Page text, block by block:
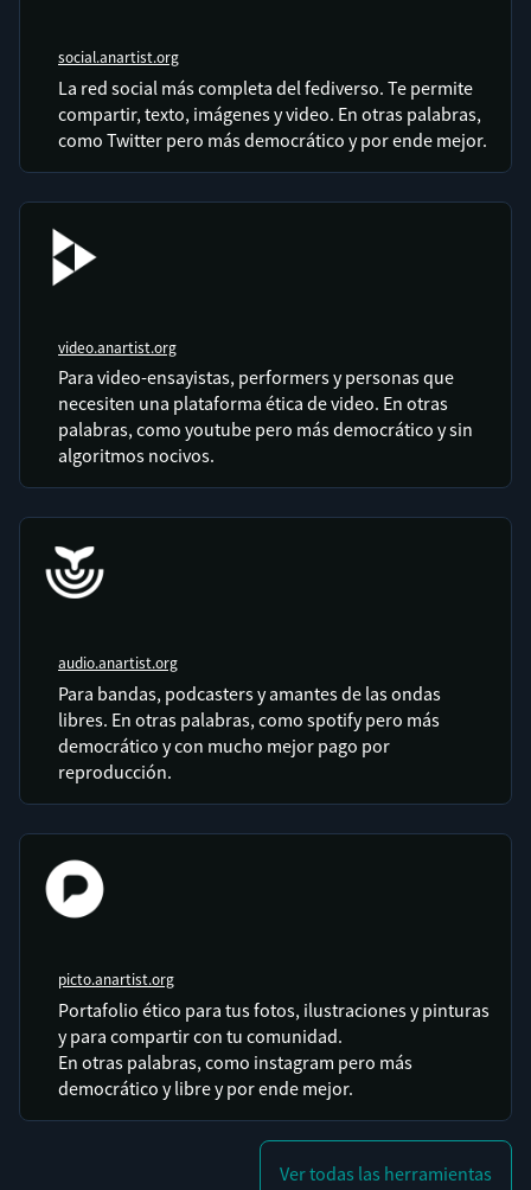
social.anartist.org
La red social más completa del fediverso. Te permite
compartir, texto, imágenes y video. En otras palabras,
como Twitter pero más democrático y por ende mejor.
video.anartist.org
Para video-ensayistas, performers y personas que
necesiten una plataforma ética de video. En otras
palabras, como youtube pero más democrático y sin
algoritmos nocivos.
audio.anartist.org
Para bandas, podcasters y amantes de las ondas
libres. En otras palabras, como spotify pero más
democrático y con mucho mejor pago por
reproducción.
picto.anartist.org
Portafolio ético para tus fotos, ilustraciones y pinturas
y para compartir con tu comunidad.
En otras palabras, como instagram pero más
democrático y libre y por ende mejor.
Ver todas las herramientas